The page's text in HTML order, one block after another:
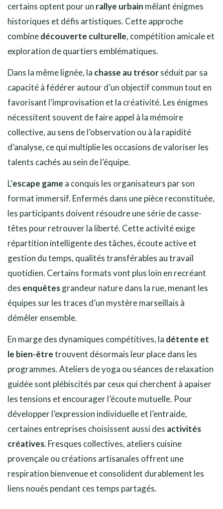
certains optent pour un rallye urbain mêlant énigmes
historiques et défis artistiques. Cette approche
combinedécouverte culturelle, compétition amicale et
exploration de quartiers emblématiques.
Dans la même lignée, la chasse au trésorséduit par sa
capacité à fédérer autour d’un objectif commun tout en
favorisant l’improvisation et la créativité. Les énigmes
nécessitent souvent de faire appel à la mémoire
collective, au sens de l’observation ou à la rapidité
d’analyse, ce qui multiplie les occasions de valoriser les
talents cachés au sein de l’équipe.
L’escape game a conquis les organisateurs par son
format immersif. Enfermés dans une pièce reconstituée,
les participants doivent résoudre une série de casse-
têtes pour retrouver la liberté. Cette activité exige
répartition intelligente des tâches, écoute active et
gestion du temps, qualités transférables au travail
quotidien. Certains formats vont plus loin en recréant
des enquêtesgrandeur nature dans la rue, menant les
équipes sur les traces d’un mystère marseillais à
démêler ensemble.
En marge des dynamiques compétitives, la détente et
le bien-êtretrouvent désormais leur place dans les
programmes. Ateliers de yoga ou séances de relaxation
guidée sont plébiscités par ceux qui cherchent à apaiser
les tensions et encourager l’écoute mutuelle. Pour
développer l’expression individuelle et l’entraide,
certaines entreprises choisissent aussi des activités
créatives. Fresques collectives, ateliers cuisine
provençale ou créations artisanales offrent une
respiration bienvenue et consolident durablement les
liens noués pendant ces temps partagés.